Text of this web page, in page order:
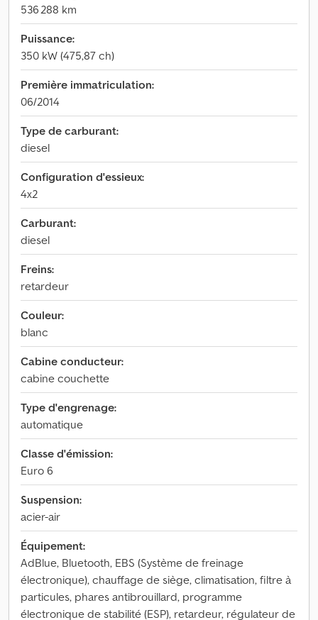
536 288 km
Puissance:
350 kW (475,87 ch)
Première immatriculation:
06/2014
Type de carburant:
diesel
Configuration d'essieux:
4x2
Carburant:
diesel
Freins:
retardeur
Couleur:
blanc
Cabine conducteur:
cabine couchette
Type d'engrenage:
automatique
Classe d'émission:
Euro 6
Suspension:
acier-air
Équipement:
AdBlue, Bluetooth, EBS (Système de freinage
électronique), chauffage de siège, climatisation, filtre à
particules, phares antibrouillard, programme
électronique de stabilité (ESP), retardeur, régulateur de